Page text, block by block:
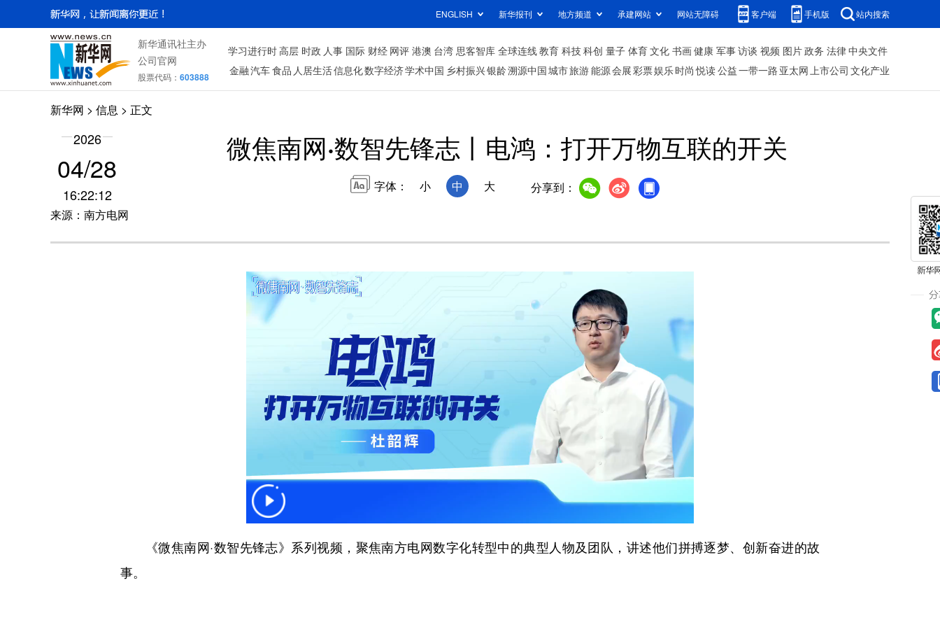
ENGLISH 新华报刊 地方频道 承建网站 网站无障碍 客户端 手机版 站内搜索
新华通讯社主办
公司官网
股票代码： 603888
学习进行时高层 时政 人事 国际 财经 网评 港澳 台湾 思客智库 全球连线教育 科技科创 量子 体育文化 书画健康 军事访谈 视频 图片政务 法律中央文件
金融汽车食品 人居生活信息化数字经济学术中国 乡村振兴银龄溯源中国城市旅游能源会展彩票娱乐时尚 悦读公益一带一路 亚太网上市公司 文化产业
新华网 > 信息 > 正文
2026
04/28
16:22:12
来源：南方电网
微焦南网·数智先锋志丨电鸿：打开万物互联的开关
字体： 小 中 大 分享到：
《微焦南网·数智先锋志》系列视频，聚焦南方电网数字化转型中的典型人物及团队，讲述他们拼搏逐梦、创新奋进的故
事。